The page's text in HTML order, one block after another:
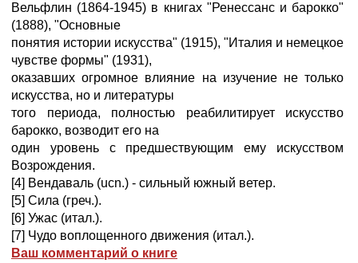
Вельфлин (1864-1945) в книгах "Ренессанс и барокко"
(1888), "Основные
понятия истории искусства" (1915), "Италия и немецкое
чувстве формы" (1931),
оказавших огромное влияние на изучение не только
искусства, но и литературы
того периода, полностью реабилитирует искусство
барокко, возводит его на
один уровень с предшествующим ему искусством
Возрождения.
[4] Вендаваль (ucn.) - сильный южный ветер.
[5] Сила (греч.).
[6] Ужас (итал.).
[7] Чудо воплощенного движения (итал.).
Ваш комментарий о книге